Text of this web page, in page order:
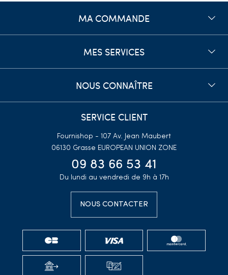
MA COMMANDE
MES SERVICES
NOUS CONNAÎTRE
SERVICE CLIENT
Fournishop - 107 Av. Jean Maubert
06130 Grasse EUROPEAN UNION ZONE
09 83 66 53 41
Du lundi au vendredi de 9h à 17h
NOUS CONTACTER